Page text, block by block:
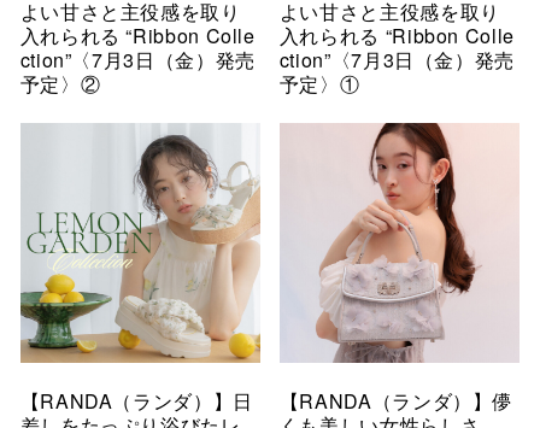
よい甘さと主役感を取り
入れられる “Ribbon Colle
ction”〈7月3日（金）発売
予定〉②
よい甘さと主役感を取り
入れられる “Ribbon Colle
ction”〈7月3日（金）発売
予定〉①
【RANDA（ランダ）】日
【RANDA（ランダ）】儚